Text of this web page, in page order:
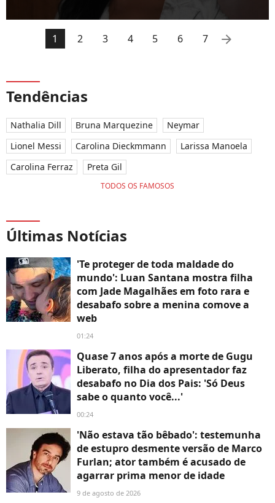
1 2 3 4 5 6 7 arrow_right
Tendências
Nathalia Dill Bruna Marquezine
Neymar
Lionel Messi
Carolina Dieckmmann
Larissa Manoela
Carolina Ferraz
Preta Gil
TODOS OS FAMOSOS
Últimas Notícias
'Te proteger de toda maldade do
mundo': Luan Santana mostra filha
com Jade Magalhães em foto rara e
desabafo sobre a menina comove a
web
01:24
Quase 7 anos após a morte de Gugu
Liberato, filha do apresentador faz
desabafo no Dia dos Pais: 'Só Deus
sabe o quanto você...'
00:24
'Não estava tão bêbado': testemunha
de estupro desmente versão de Marco
Furlan; ator também é acusado de
agarrar prima menor de idade
9 de agosto de 2026